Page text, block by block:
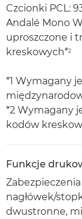
Czcionki PCL:
Andalé Mono
uproszczone i
kreskowych*2
*1 Wymagany
*2 Wymagany
kodów
Funkcje
nagłówek/
dwustronne,